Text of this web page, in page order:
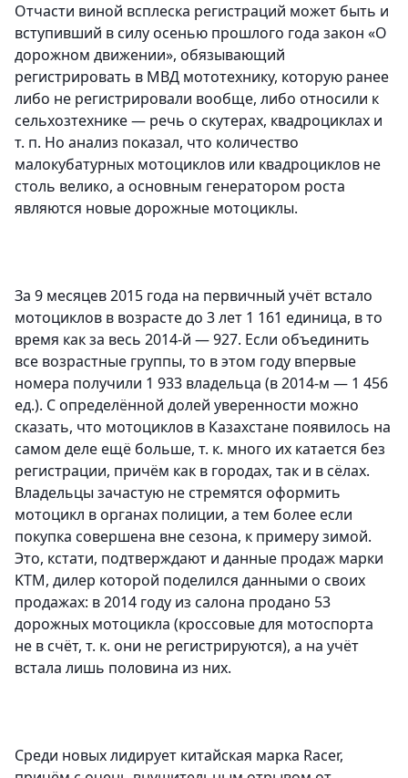
Отчасти виной всплеска регистраций может быть и
вступивший в силу осенью прошлого года закон «О
дорожном движении», обязывающий
регистрировать в МВД мототехнику, которую ранее
либо не регистрировали вообще, либо относили к
сельхозтехнике — речь о скутерах, квадроциклах и
т. п. Но анализ показал, что количество
малокубатурных мотоциклов или квадроциклов не
столь велико, а основным генератором роста
являются новые дорожные мотоциклы.
За 9 месяцев 2015 года на первичный учёт встало
мотоциклов в возрасте до 3 лет 1 161 единица, в то
время как за весь 2014-й — 927. Если объединить
все возрастные группы, то в этом году впервые
номера получили 1 933 владельца (в 2014-м — 1 456
ед.). С определённой долей уверенности можно
сказать, что мотоциклов в Казахстане появилось на
самом деле ещё больше, т. к. много их катается без
регистрации, причём как в городах, так и в сёлах.
Владельцы зачастую не стремятся оформить
мотоцикл в органах полиции, а тем более если
покупка совершена вне сезона, к примеру зимой.
Это, кстати, подтверждают и данные продаж марки
KTM, дилер которой поделился данными о своих
продажах: в 2014 году из салона продано 53
дорожных мотоцикла (кроссовые для мотоспорта
не в счёт, т. к. они не регистрируются), а на учёт
встала лишь половина из них.
Среди новых лидирует китайская марка Racer,